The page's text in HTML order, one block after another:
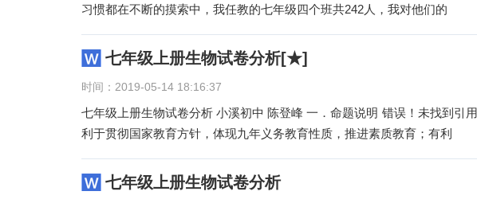
习惯都在不断的摸索中，我任教的七年级四个班共242人，我对他们的
七年级上册生物试卷分析[★]
时间：2019-05-14 18:16:37
七年级上册生物试卷分析 小溪初中 陈登峰 一．命题说明 错误！未找到引用源。命题指导思想 1．本套试卷的命题坚持有
利于贯彻国家教育方针，体现九年义务教育性质，推进素质教育；有利
七年级上册生物试卷分析